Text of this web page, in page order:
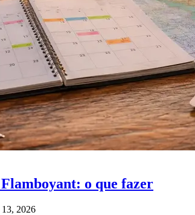
o que fazer
2026